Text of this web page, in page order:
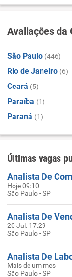
Avaliações da
São Paulo (446)
Rio de Janeiro (6)
Ceará (5)
Paraíba (1)
Paraná (1)
Últimas vagas
Analista De
Hoje 09:10
São Paulo - SP
Analista De
20 Jul. 17:29
São Paulo - SP
Analista De
Mais de um mes
São Paulo - SP